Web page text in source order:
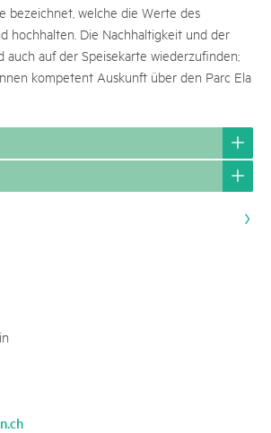
bezeichnet, welche die Werte des
hochhalten. Die Nachhaltigkeit und der
auch auf der Speisekarte wiederzufinden;
kompetent Auskunft über den Parc Ela